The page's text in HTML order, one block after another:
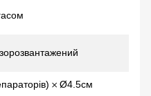
𐄂 Ø4.5см